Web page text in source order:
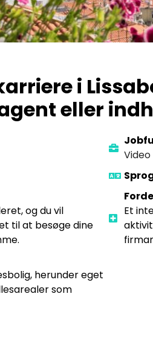
i
eller
og du vil
til at besøge dine
Et
herunder eget
som